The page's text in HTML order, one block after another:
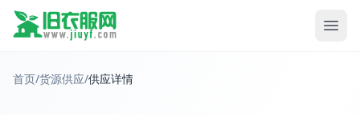
首页/货源供应/供应详情